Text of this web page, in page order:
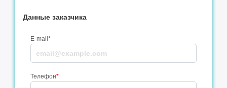
Данные заказчика
E-mail *
Телефон*